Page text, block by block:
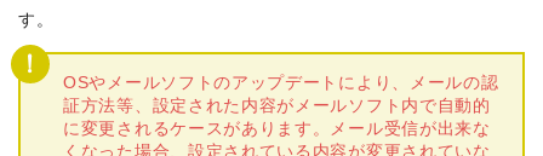
す。
OSやメールソフトのアップデートにより、メールの認
証方法等、設定された内容がメールソフト内で自動的
に変更されるケースがあります。メール受信が出来な
くなった場合、設定されている内容が変更されていな